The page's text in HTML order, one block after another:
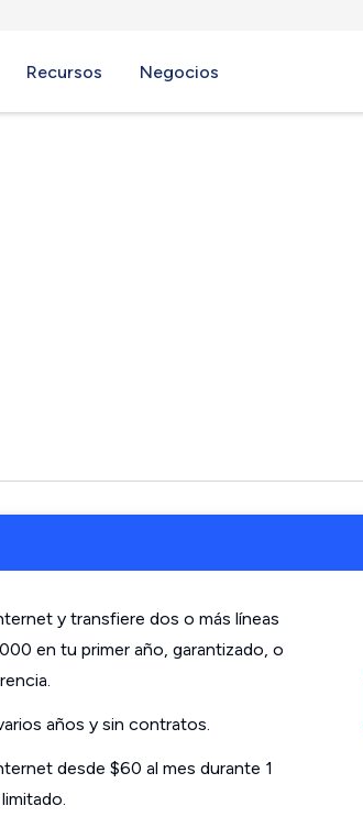
Recursos Negocios
y transfiere dos o más líneas
en tu primer año, garantizado, o
años y sin contratos.
desde $60 al mes durante 1